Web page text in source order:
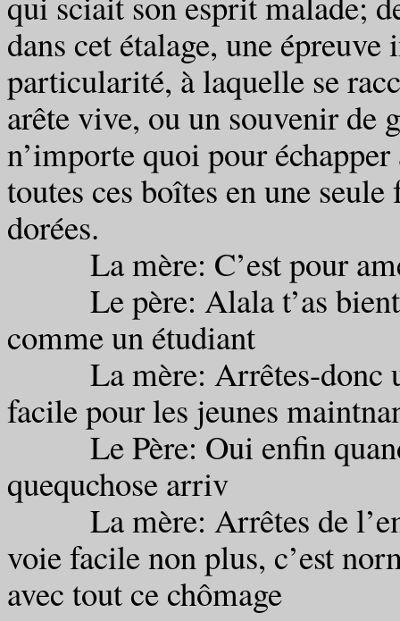
dans cet étalage, une
particularité, à laquelle se
arête vive, ou un souvenir de
n’importe quoi pour
toutes ces boîtes en une
dorées.
La mère: C’est pour
Le père: Alala t’as
comme un étudiant
La mère: Arrêtes-donc un
facile pour les jeunes
Le Père: Oui enfin
quequchose arriv
La mère: Arrêtes de
voie facile non plus, c’est
avec tout ce chômage